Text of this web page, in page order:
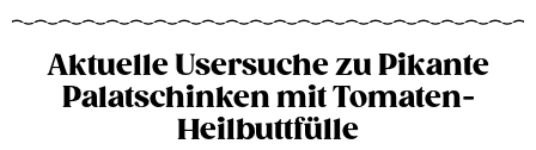
Aktuelle Usersuche zu Pikante
Palatschinken mit Tomaten-
Heilbuttfülle